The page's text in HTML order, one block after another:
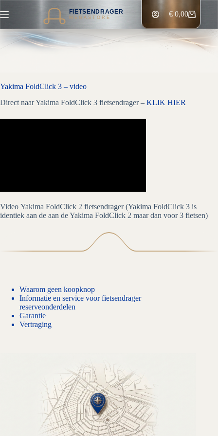
naar
inhoud
FIETSENDRAGER
MEGASTORE Winkelwagen
€0,00
Yakima FoldClick 3 – video
Direct naar Yakima FoldClick 3 fietsendrager – KLIK HIER
Video Yakima FoldClick 2 fietsendrager (Yakima FoldClick 3 is
identiek aan de aan de Yakima FoldClick 2 maar dan voor 3 fietsen)
Waarom geen koopknop
Informatie en service voor fietsendrager
reserveonderdelen
Garantie
Vertraging